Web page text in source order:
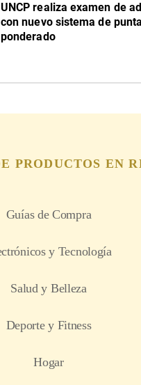
UNCP realiza examen de
con nuevo sistema de
ponderado